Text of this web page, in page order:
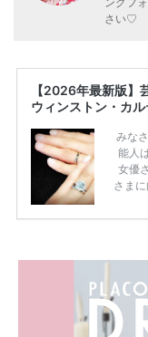
ングフ
さい♡
【2026年最新版】
ウィンストン・カ
みな
能人
女優
さま
ーウ
推定
説し
高い